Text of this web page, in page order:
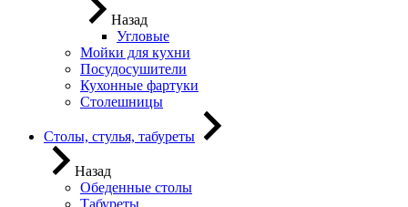
Назад
Угловые
Мойки для кухни
Посудосушители
Кухонные фартуки
Столешницы
Столы, стулья, табуреты
Назад
Обеденные столы
Табуреты